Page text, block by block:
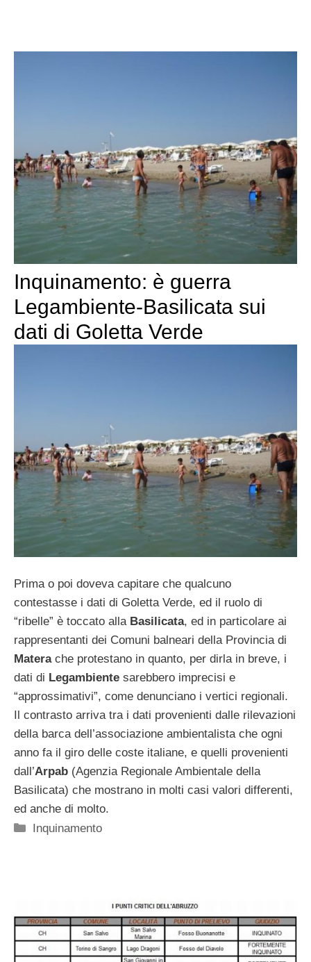
Inquinamento: è guerra
Legambiente-Basilicata sui
dati di Goletta Verde
Prima o poi doveva capitare che qualcuno
contestasse i dati di Goletta Verde, ed il ruolo di
“ribelle” è toccato alla Basilicata, ed in particolare ai
rappresentanti dei Comuni balneari della Provincia di
Materache protestano in quanto, per dirla in breve, i
dati di Legambiente sarebbero imprecisi e
“approssimativi”, come denunciano i vertici regionali.
Il contrasto arriva tra i dati provenienti dalle rilevazioni
della barca dell’associazione ambientalista che ogni
anno fa il giro delle coste italiane, e quelli provenienti
dall’Arpab (Agenzia Regionale Ambientale della
Basilicata) che mostrano in molti casi valori differenti,
ed anche di molto.
Categorie
Inquinamento